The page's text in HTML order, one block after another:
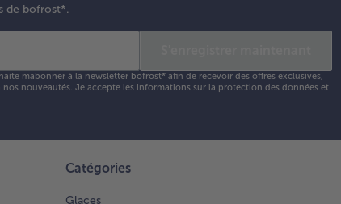
de bofrost*.
mabonner à la newsletter bofrost* afin de recevoir des offres exclusives,
nouveautés. Je accepte les informations sur la protection des données et
Catégories
Glaces